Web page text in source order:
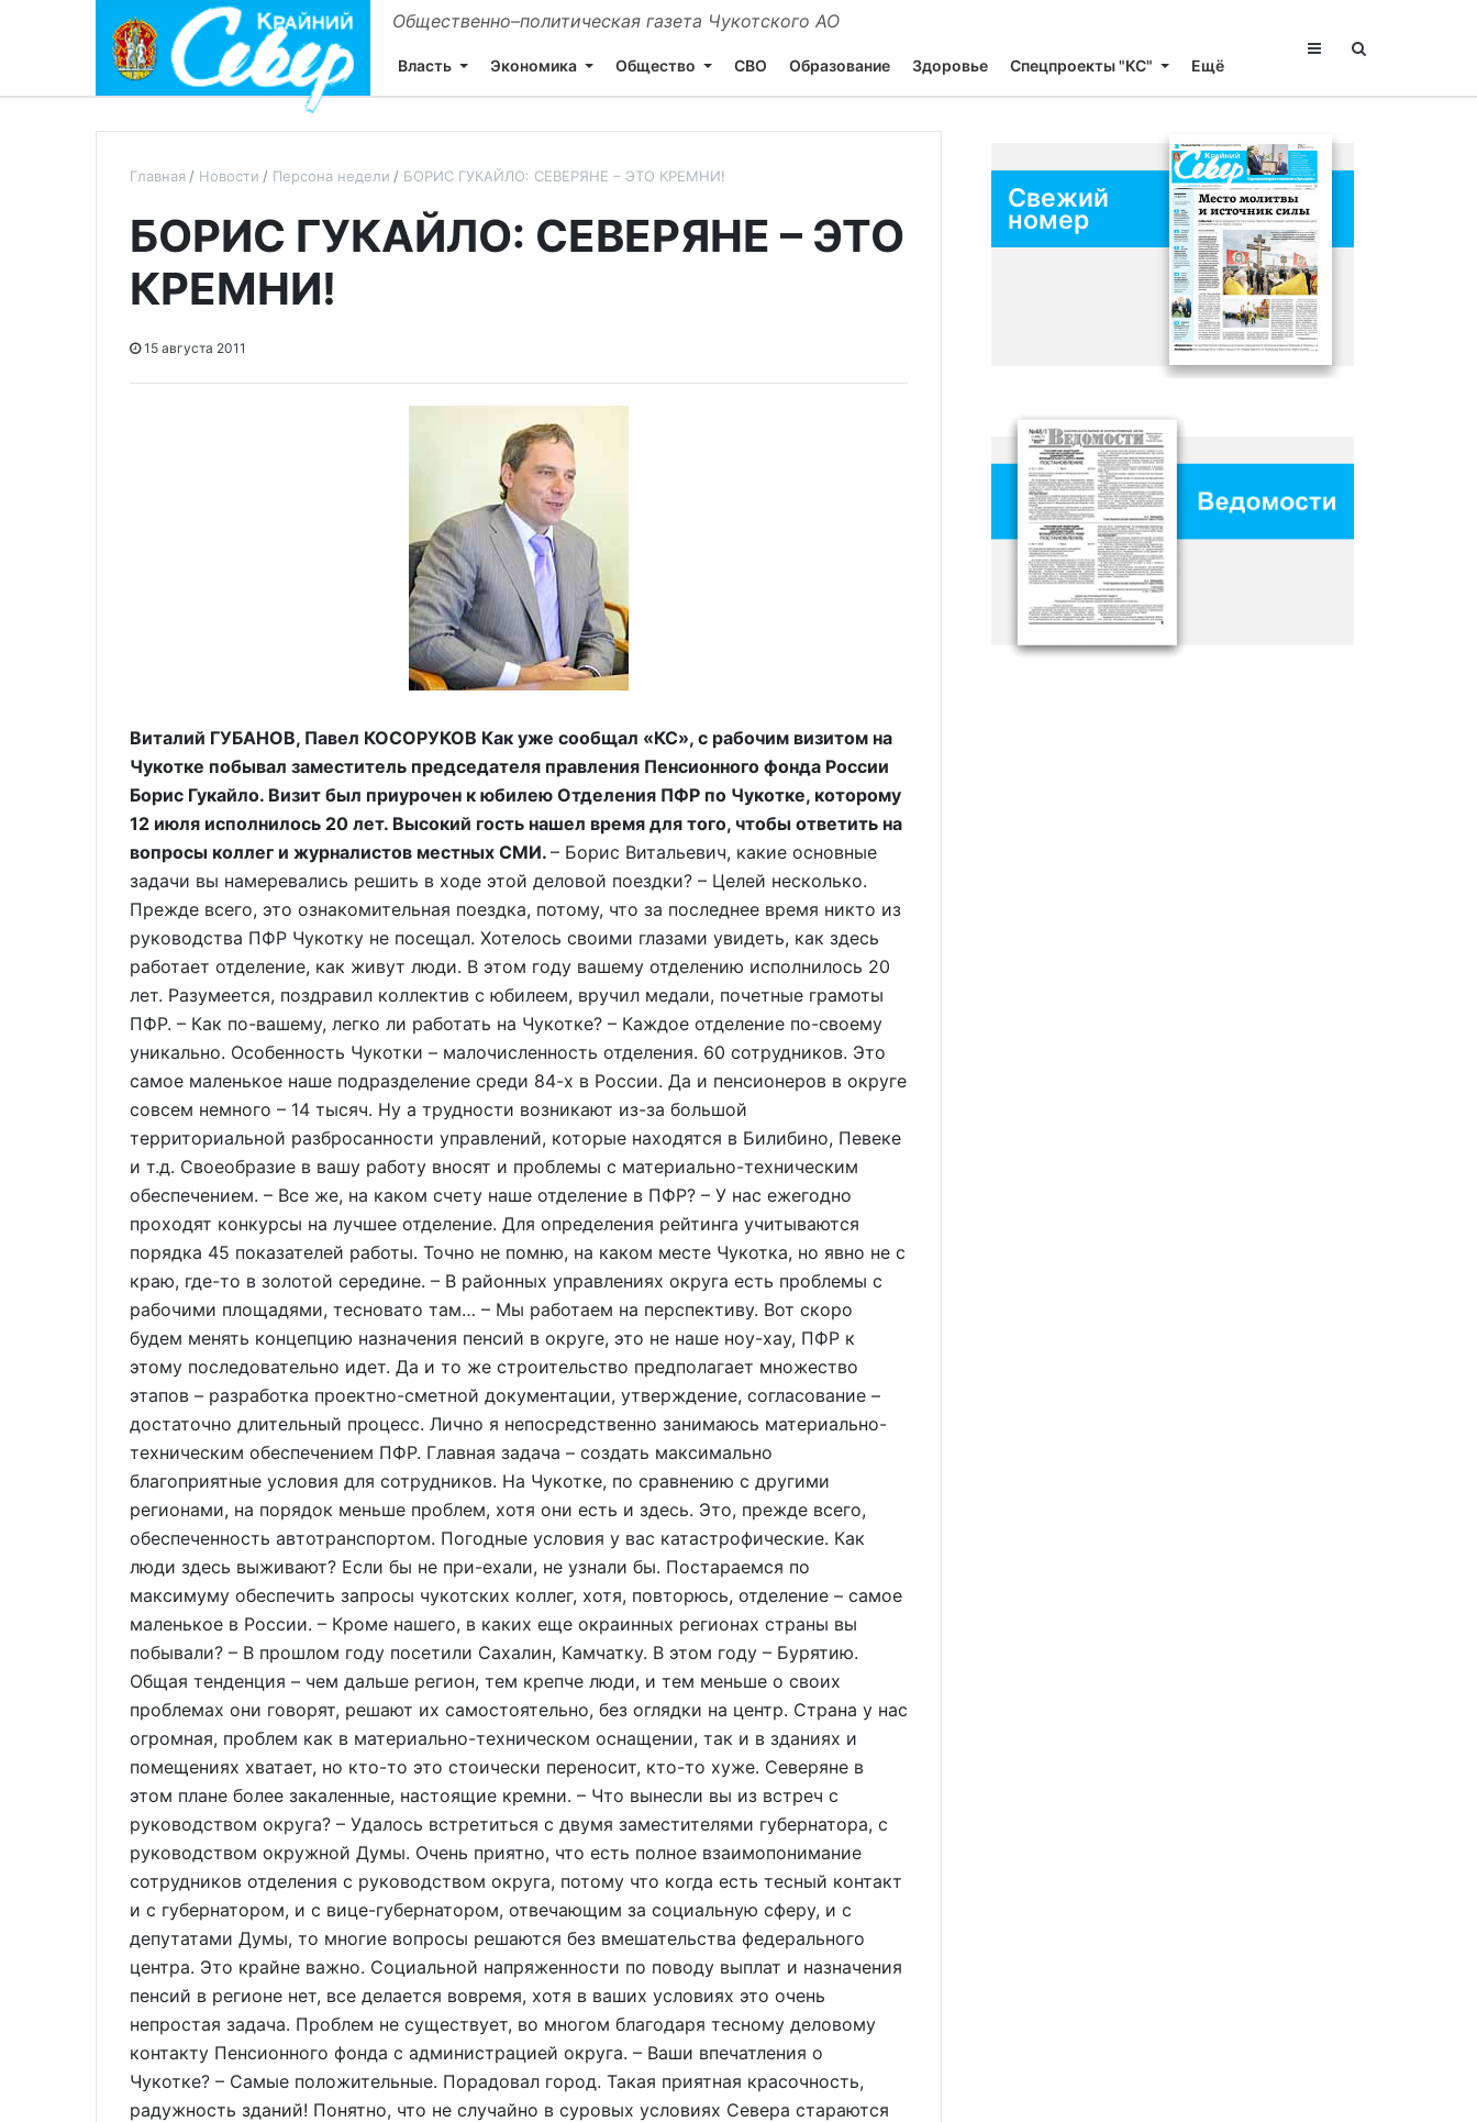
Общественно–политическая газета Чукотского АО
Власть Экономика Общество СВО Образование Здоровье Спецпроекты "КС" Ещё
Главная Новости Персона недели БОРИС ГУКАЙЛО: СЕВЕРЯНЕ – ЭТО КРЕМНИ!
БОРИС ГУКАЙЛО: СЕВЕРЯНЕ – ЭТО
КРЕМНИ!
15 августа 2011
Виталий ГУБАНОВ, Павел КОСОРУКОВ Как уже сообщал «КС», с рабочим визитом на
Чукотке побывал заместитель председателя правления Пенсионного фонда России
Борис Гукайло. Визит был приурочен к юбилею Отделения ПФР по Чукотке, которому
12 июля исполнилось 20 лет. Высокий гость нашел время для того, чтобы ответить на
вопросы коллег и журналистов местных СМИ. – Борис Витальевич, какие основные
задачи вы намеревались решить в ходе этой деловой поездки? – Целей несколько.
Прежде всего, это ознакомительная поездка, потому, что за последнее время никто из
руководства ПФР Чукотку не посещал. Хотелось своими глазами увидеть, как здесь
работает отделение, как живут люди. В этом году вашему отделению исполнилось 20
лет. Разумеется, поздравил коллектив с юбилеем, вручил медали, почетные грамоты
ПФР. – Как по-вашему, легко ли работать на Чукотке? – Каждое отделение по-своему
уникально. Особенность Чукотки – малочисленность отделения. 60 сотрудников. Это
самое маленькое наше подразделение среди 84-х в России. Да и пенсионеров в округе
совсем немного – 14 тысяч. Ну а трудности возникают из-за большой
территориальной разбросанности управлений, которые находятся в Билибино, Певеке
и т.д. Своеобразие в вашу работу вносят и проблемы с материально-техническим
обеспечением. – Все же, на каком счету наше отделение в ПФР? – У нас ежегодно
проходят конкурсы на лучшее отделение. Для определения рейтинга учитываются
порядка 45 показателей работы. Точно не помню, на каком месте Чукотка, но явно не с
краю, где-то в золотой середине. – В районных управлениях округа есть проблемы с
рабочими площадями, тесновато там… – Мы работаем на перспективу. Вот скоро
будем менять концепцию назначения пенсий в округе, это не наше ноу-хау, ПФР к
этому последовательно идет. Да и то же строительство предполагает множество
этапов – разработка проектно-сметной документации, утверждение, согласование –
достаточно длительный процесс. Лично я непосредственно занимаюсь материально-
техническим обеспечением ПФР. Главная задача – создать максимально
благоприятные условия для сотрудников. На Чукотке, по сравнению с другими
регионами, на порядок меньше проблем, хотя они есть и здесь. Это, прежде всего,
обеспеченность автотранспортом. Погодные условия у вас катастрофические. Как
люди здесь выживают? Если бы не при-ехали, не узнали бы. Постараемся по
максимуму обеспечить запросы чукотских коллег, хотя, повторюсь, отделение – самое
маленькое в России. – Кроме нашего, в каких еще окраинных регионах страны вы
побывали? – В прошлом году посетили Сахалин, Камчатку. В этом году – Бурятию.
Общая тенденция – чем дальше регион, тем крепче люди, и тем меньше о своих
проблемах они говорят, решают их самостоятельно, без оглядки на центр. Страна у нас
огромная, проблем как в материально-техническом оснащении, так и в зданиях и
помещениях хватает, но кто-то это стоически переносит, кто-то хуже. Северяне в
этом плане более закаленные, настоящие кремни. – Что вынесли вы из встреч с
руководством округа? – Удалось встретиться с двумя заместителями губернатора, с
руководством окружной Думы. Очень приятно, что есть полное взаимопонимание
сотрудников отделения с руководством округа, потому что когда есть тесный контакт
и с губернатором, и с вице-губернатором, отвечающим за социальную сферу, и с
депутатами Думы, то многие вопросы решаются без вмешательства федерального
центра. Это крайне важно. Социальной напряженности по поводу выплат и назначения
пенсий в регионе нет, все делается вовремя, хотя в ваших условиях это очень
непростая задача. Проблем не существует, во многом благодаря тесному деловому
контакту Пенсионного фонда с администрацией округа. – Ваши впечатления о
Чукотке? – Самые положительные. Порадовал город. Такая приятная красочность,
радужность зданий! Понятно, что не случайно в суровых условиях Севера стараются
Свежий
номер